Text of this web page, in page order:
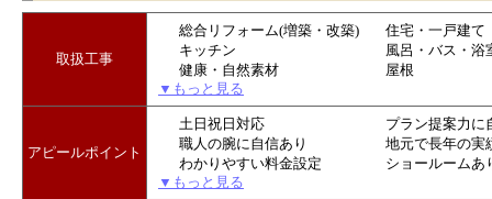
取扱工事
総合リフォーム(増築・改築)
住宅・一戸建て
キッチン
風呂・バス・浴
健康・自然素材
屋根
▼もっと見る
アピールポイント
土日祝日対応
プラン提案力に
職人の腕に自信あり
地元で長年の実
わかりやすい料金設定
ショールームあ
▼もっと見る